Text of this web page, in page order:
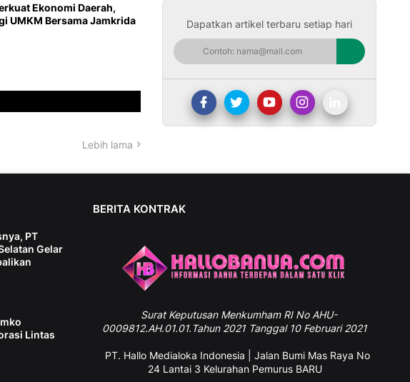
Ekonomi Daerah,
UMKM Bersama Jamkrida
Lebih lama
Dapatkan artikel terbaru setiap hari
PT
Gelar
Lintas
BERITA KONTRAK
SuratKeputusan Menkumham RI No AHU-
0009812.AH.01.01.Tahun 2021 Tanggal 10 Februari 2021
PT. Hallo Medialoka Indonesia | Jalan Bumi Mas Raya No
24 Lantai 3 Kelurahan Pemurus BARU